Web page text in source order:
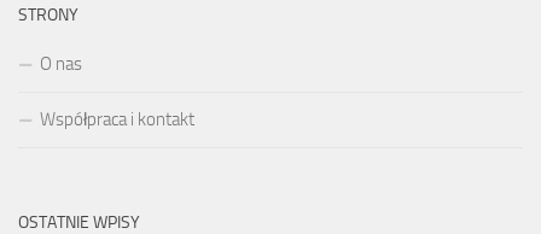
STRONY
O nas
Współpraca i kontakt
OSTATNIE WPISY